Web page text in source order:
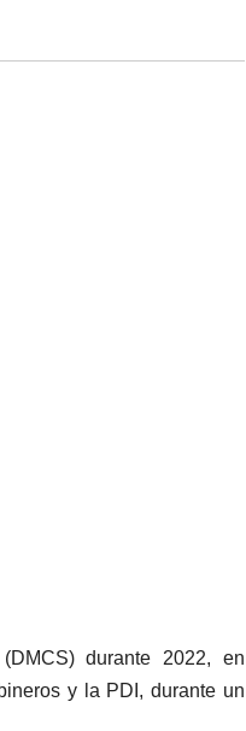
durante 2022, en
y la PDI, durante un